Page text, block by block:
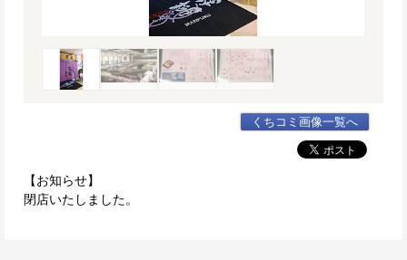
くちコミ画像一覧へ
【お知らせ】
閉店いたしました。